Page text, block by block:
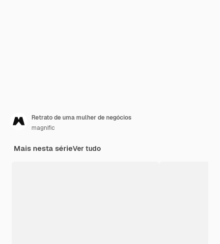
Retrato de uma mulher de negócios
magnific
Mais nesta sérieVer tudo